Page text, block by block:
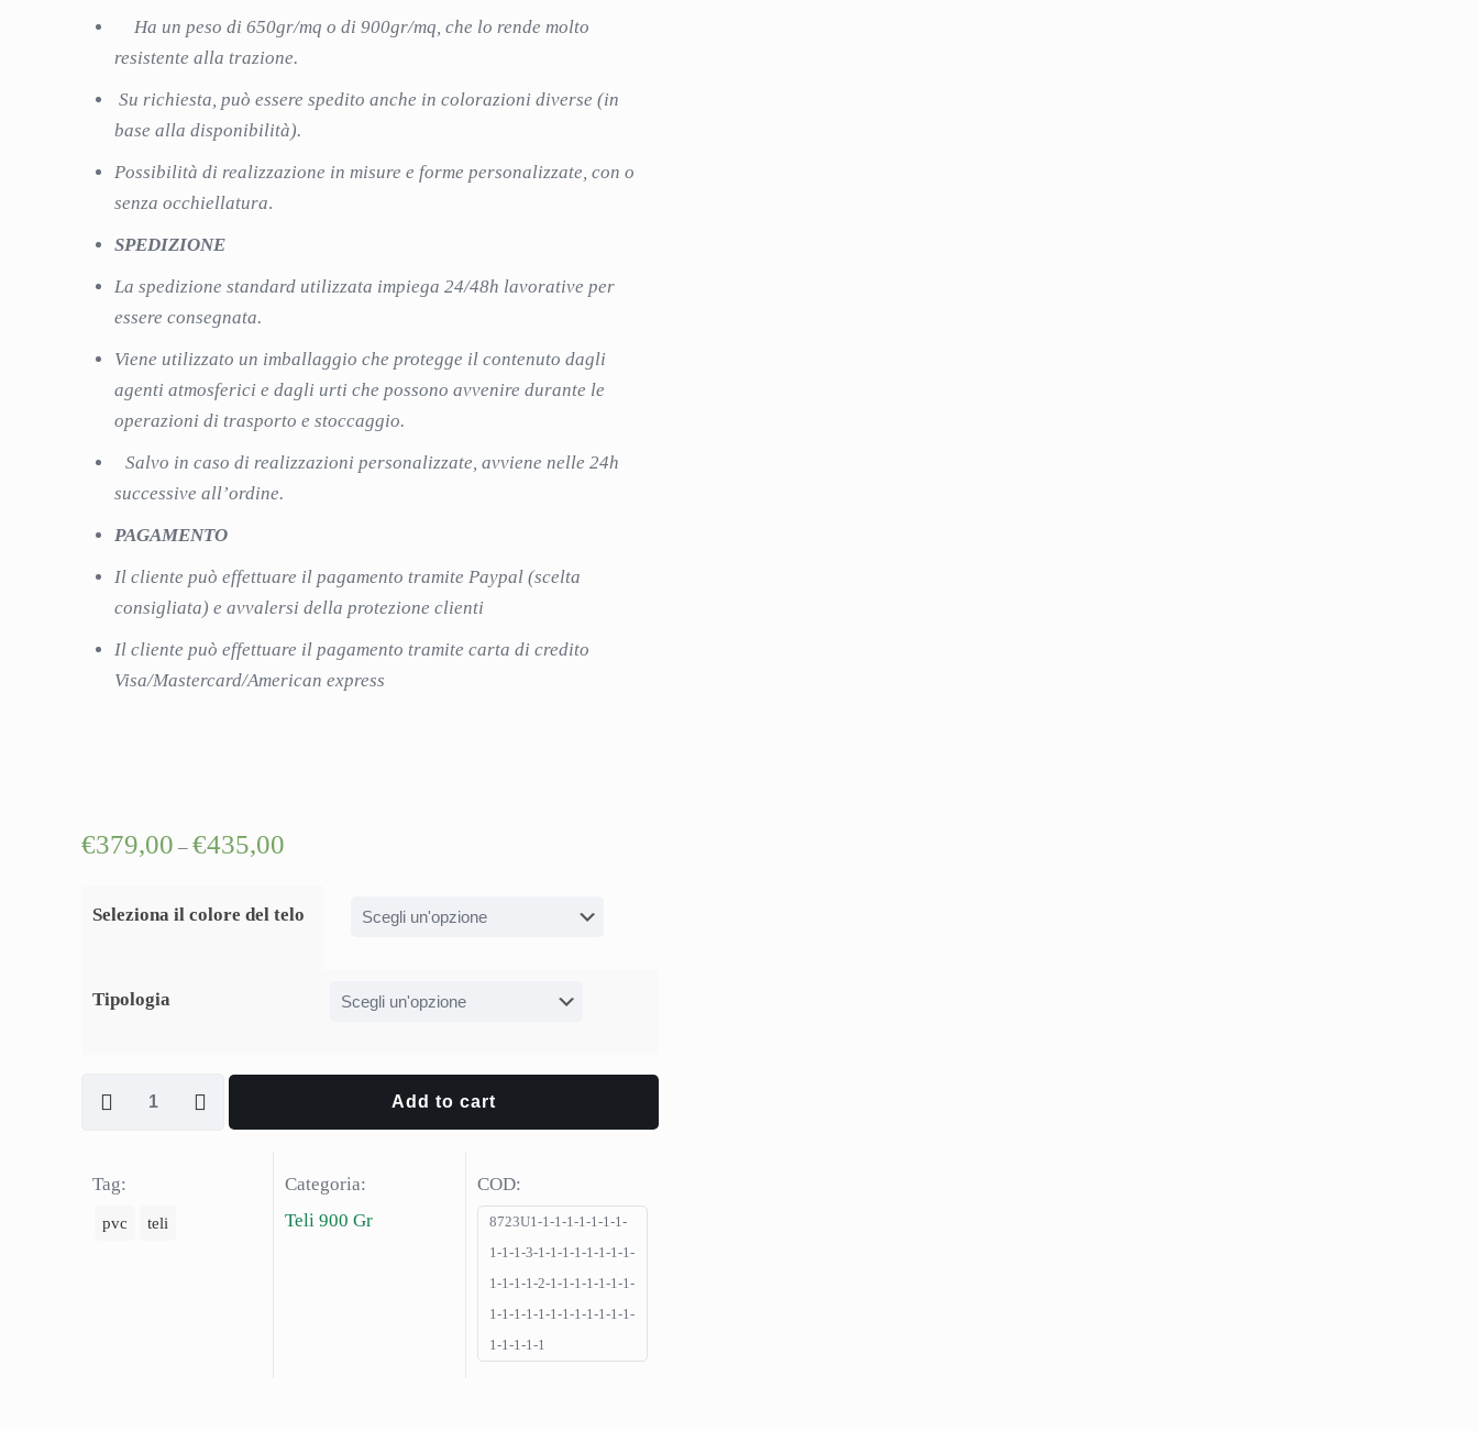
Ha un peso di 650gr/mq o di 900gr/mq, che lo rende molto
resistente alla trazione.
Su richiesta, può essere spedito anche in colorazioni diverse (in
base alla disponibilità).
Possibilità di realizzazione in misure e forme personalizzate, con o
senza occhiellatura.
SPEDIZIONE
La spedizione standard utilizzata impiega 24/48h lavorative per
essere consegnata.
Viene utilizzato un imballaggio che protegge il contenuto dagli
agenti atmosferici e dagli urti che possono avvenire durante le
operazioni di trasporto e stoccaggio.
Salvo in caso di realizzazioni personalizzate, avviene nelle 24h
successive all’ordine.
PAGAMENTO
Il cliente può effettuare il pagamento tramite Paypal (scelta
consigliata) e avvalersi della protezione clienti
Il cliente può effettuare il pagamento tramite carta di credito
Visa/Mastercard/American express
€379,00 – €435,00
Seleziona il colore del telo
Tipologia
Add to cart
Tag:
pvc teli
Categoria:
Teli 900 Gr
COD:
8723U1-1-1-1-1-1-1-1-
1-1-1-3-1-1-1-1-1-1-1-1-
1-1-1-1-2-1-1-1-1-1-1-1-
1-1-1-1-1-1-1-1-1-1-1-1-
1-1-1-1-1
Realizzazione teli di alta qualità.
ENTRA NELLO SHOP
Come funziona?
Spedizioni & FAQ